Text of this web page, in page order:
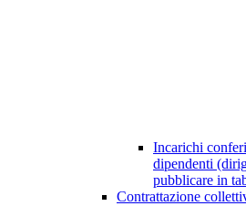
Incarichi
dipendenti
pubblicare in
Contrattazione